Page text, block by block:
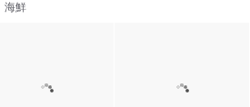
海鮮